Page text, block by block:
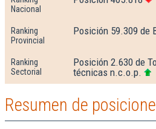
Nacional
Ranking
Provincial
Posición 59.309 de
Ranking
Sectorial
Posición 2.630 de
técnicas n.c.o.p.
Resumen de